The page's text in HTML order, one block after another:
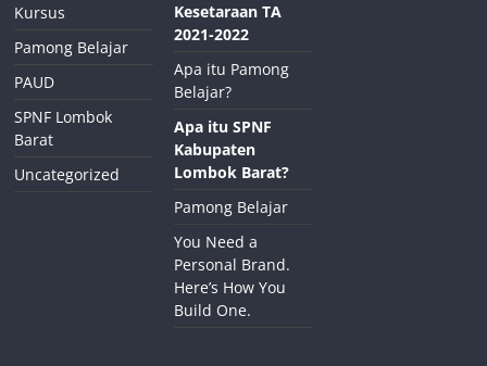
Kursus
Pamong Belajar
PAUD
SPNF Lombok
Barat
Uncategorized
Kesetaraan TA
2021-2022
Apa itu Pamong
Belajar?
Apa itu SPNF
Kabupaten
Lombok Barat?
Pamong Belajar
You Need a
Personal Brand.
Here’s How You
Build One.